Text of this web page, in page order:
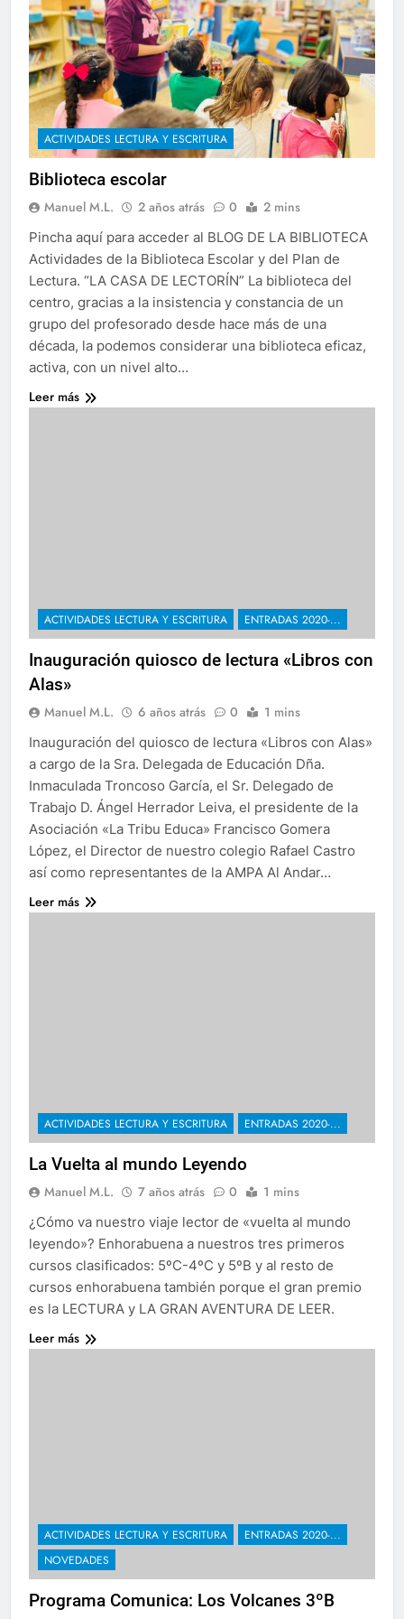
ACTIVIDADES LECTURA Y ESCRITURA
Biblioteca escolar
Manuel M.L. 2 años atrás 0 2 mins
Pincha aquí para acceder al BLOG DE LA BIBLIOTECA
Actividades de la Biblioteca Escolar y del Plan de
Lectura. “LA CASA DE LECTORÍN” La biblioteca del
centro, gracias a la insistencia y constancia de un
grupo del profesorado desde hace más de una
década, la podemos considerar una biblioteca eficaz,
activa, con un nivel alto…
Leer más
ACTIVIDADES LECTURA Y ESCRITURA ENTRADAS 2020-...
Inauguración quiosco de lectura «Libros con
Alas»
Manuel M.L. 6 años atrás 0 1 mins
Inauguración del quiosco de lectura «Libros con Alas»
a cargo de la Sra. Delegada de Educación Dña.
Inmaculada Troncoso García, el Sr. Delegado de
Trabajo D. Ángel Herrador Leiva, el presidente de la
Asociación «La Tribu Educa» Francisco Gomera
López, el Director de nuestro colegio Rafael Castro
así como representantes de la AMPA Al Andar…
Leer más
ACTIVIDADES LECTURA Y ESCRITURA ENTRADAS 2020-...
La Vuelta al mundo Leyendo
Manuel M.L. 7 años atrás 0 1 mins
¿Cómo va nuestro viaje lector de «vuelta al mundo
leyendo»? Enhorabuena a nuestros tres primeros
cursos clasificados: 5ºC-4ºC y 5ºB y al resto de
cursos enhorabuena también porque el gran premio
es la LECTURA y LA GRAN AVENTURA DE LEER.
Leer más
ACTIVIDADES LECTURA Y ESCRITURA
ENTRADAS 2020-...
NOVEDADES
Programa Comunica: Los Volcanes 3ºB